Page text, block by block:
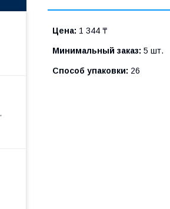
Цена: 1 344 ₸
Минимальный заказ: 5 шт.
Способ упаковки: 26